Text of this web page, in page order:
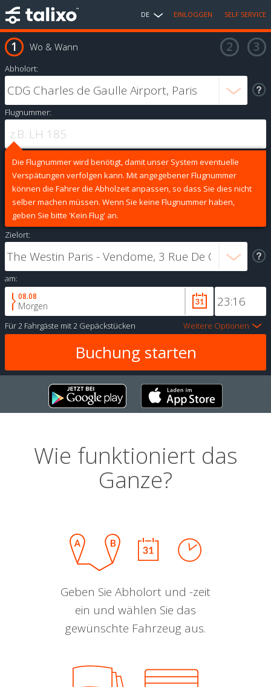
DE EINLOGGEN SELF SERVICE
Wo & Wann
Abholort:
Flugnummer:
Die Flugnummer wird benötigt, damit unser System eventuelle
Verspätungen verfolgen kann. Mit angegebener Flugnummer
können die Fahrer die Abholzeit anpassen, so dass Sie dies nicht
selber machen müssen. Wenn Sie keine Flugnummer haben,
geben Sie bitte 'Kein Flug' an.
Zielort:
am:
08.08
Morgen
Für2 Fahrgäste mit2 Gepäckstücken Weitere Optionen
Wie funktioniert das
Ganze?
Geben Sie Abholort und -zeit
ein und wählen Sie das
gewünschte Fahrzeug aus.